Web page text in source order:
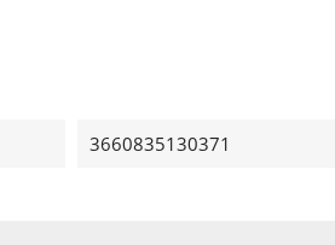
3660835130371